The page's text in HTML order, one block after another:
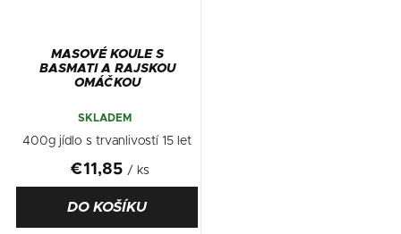
MASOVÉ KOULE S
BASMATI A RAJSKOU
OMÁČKOU
SKLADEM
€11,85 / ks
DO KOŠÍKU
400g jídlo s trvanlivostí 15 let